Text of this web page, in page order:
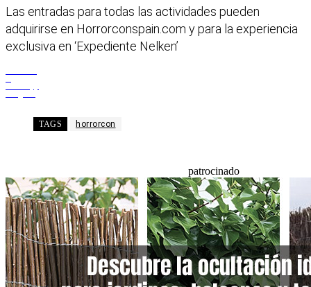
Las entradas para todas las actividades pueden
adquirirse en Horrorconspain.com y para la experiencia
exclusiva en ‘Expediente Nelken’
TAGS horrorcon
patrocinado